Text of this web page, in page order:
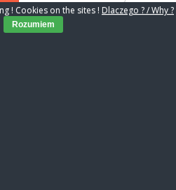
! Cookies on the sites ! Dlaczego ? / Why ?
Rozumiem